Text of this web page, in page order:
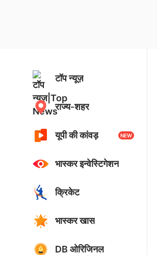
टॉप न्यूज़
राज्य-शहर
यूपी की कांवड़ NEW
भास्कर इन्वेस्टिगेशन
क्रिकेट
भास्कर खास
DB ओरिजिनल